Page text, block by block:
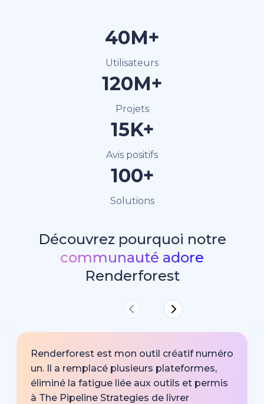
40M+
Utilisateurs
120M+
Projets
15K+
Avis positifs
100+
Solutions
Découvrez pourquoi notre
communauté adore
Renderforest
Renderforest est mon outil créatif numéro
un. Il a remplacé plusieurs plateformes,
éliminé la fatigue liée aux outils et permis
à The Pipeline Strategies de livrer